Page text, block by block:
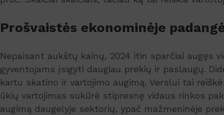
Prošvaistės ekonominėje
Nepaisant aukštų kainų, 2024 itin sparčiai augęs
gyventojams įsigyti daugiau prekių ir paslaugų.
kartu skatino ir vartojimo augimą. Verslui tai
ūkių vartojimas sukūrė stipresnę vidaus rinkos
augimą daugelyje sektorių, ypač mažmeninėje